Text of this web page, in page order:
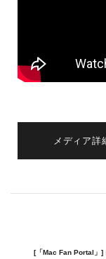
メディア詳
[「Mac Fan Portal」]